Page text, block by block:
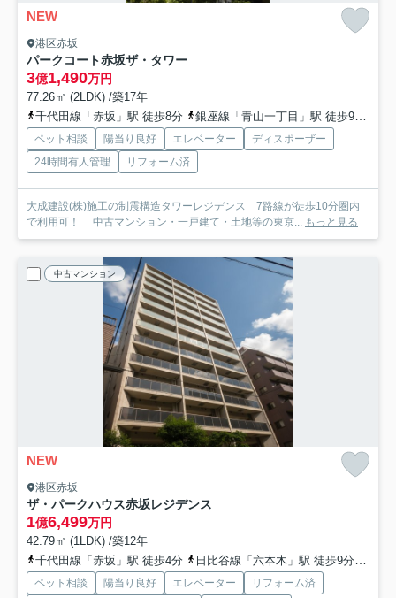
NEW
港区赤坂
パークコート赤坂ザ・タワー
3億1,490万円
77.26㎡ (2LDK) /築17年
千代田線「赤坂」駅 徒歩8分
銀座線「青山一丁目」駅 徒歩9分
ペット相談 陽当り良好 エレベーター
ディスポーザー
24時間有人管理
リフォーム済
大成建設(株)施工の制震構造タワーレジデンス 7路線が徒歩10分圏内
で利用可！ 中古マンション・一戸建て・土地等の東京...
もっと見る
中古マンション
NEW
港区赤坂
ザ・パークハウス赤坂レジデンス
1億6,499万円
42.79㎡ (1LDK) /築12年
千代田線「赤坂」駅 徒歩4分
日比谷線「六本木」駅 徒歩9分
ペット相談 陽当り良好 エレベーター
リフォーム済